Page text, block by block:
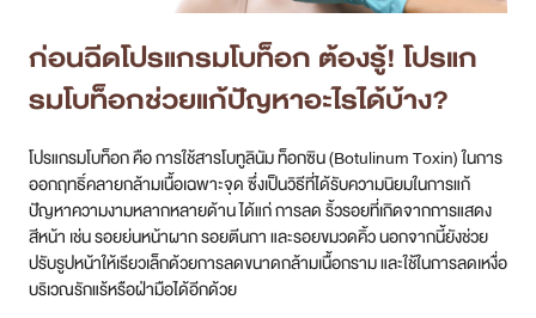
ก่อนฉีดโปรแกรมโบท็อก ต้องรู้! โปรแก
รมโบท็อกช่วยแก้ปัญหาอะไรได้บ้าง?
โปรแกรมโบท็อก คือ การใช้สารโบทูลินัม ท็อกซิน (Botulinum Toxin) ในการ
ออกฤทธิ์คลายกล้ามเนื้อเฉพาะจุด ซึ่งเป็นวิธีที่ได้รับความนิยมในการแก้
ปัญหาความงามหลากหลายด้าน ได้แก่ การลด ริ้วรอยที่เกิดจากการแสดง
สีหน้า เช่น รอยย่นหน้าผาก รอยตีนกา และรอยขมวดคิ้ว นอกจากนี้ยังช่วย
ปรับรูปหน้าให้เรียวเล็กด้วยการลดขนาดกล้ามเนื้อกราม และใช้ในการลดเหงื่อ
บริเวณรักแร้หรือฝ่ามือได้อีกด้วย